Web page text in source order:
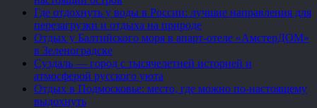
Где отдохнуть у воды в России: лучшие направления для
перезагрузки и отдыха на природе
Отдых у Балтийского моря в апарт-отеле «АмстерДОМ»
в Зеленоградске
Суздаль — город с тысячелетней историей и
атмосферой русского уюта
Отдых в Подмосковье: место, где можно по-настоящему
выдохнуть